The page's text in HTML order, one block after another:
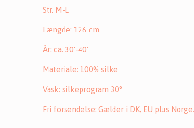
Str. M-L
Længde: 126 cm
År: ca. 30'-40'
Materiale: 100% silke
Vask: silkeprogram 30°
Fri forsendelse: Gælder i DK, EU plus Norge.